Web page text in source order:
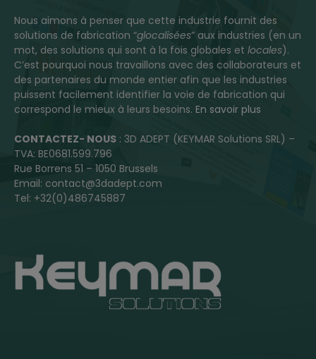
Nous aimons à penser que cette industrie fournit des
solutions de fabrication “glocalisées” aux industries (en un
mot, des solutions qui sont à la fois globales et locales).
C’est pourquoi nous travaillons avec des collaborateurs et
des partenaires du monde entier afin que les industries
puissent facilement identifier la voie de fabrication qui
correspond le mieux à leurs besoins. En savoir plus
CONTACTEZ- NOUS : 3D ADEPT (KEYMAR Solutions SRL) –
TVA: BE0681.599.796
Rue Borrens 51 – 1050 Brussels
Email: contact@3dadept.com
Tel: +32(0)486745887